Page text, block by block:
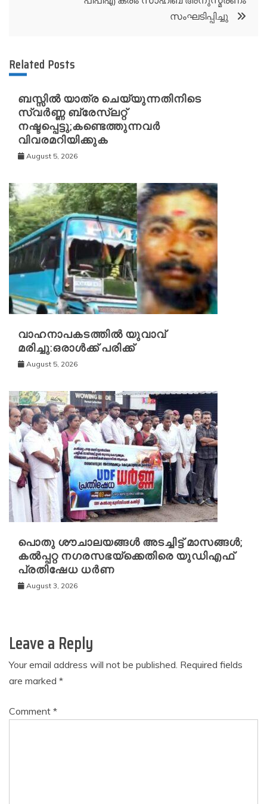
സംഘടിപ്പിച്ചു
Related Posts
ബസ്സിൽ യാത്ര ചെയ്യുന്നതിനിടെ
സ്വർണ്ണ ബ്രേസ്‌ലറ്റ്
നഷ്ടപ്പെട്ടു;കണ്ടെത്തുന്നവർ
വിവരമറിയിക്കുക
August 5, 2026
വാഹനാപകടത്തിൽ യുവാവ്
മരിച്ചു:ഒരാൾക്ക് പരിക്ക്
August 5, 2026
പൊതു ശൗചാലയങ്ങൾ അടച്ചിട്ട് മാസങ്ങൾ;
കൽപ്പറ്റ നഗരസഭയ്‌ക്കെതിരെ യുഡിഎഫ്
പ്രതിഷേധ ധർണ
August 3, 2026
Leave a Reply
Your email address will not be published. Required fields
are marked *
Comment *